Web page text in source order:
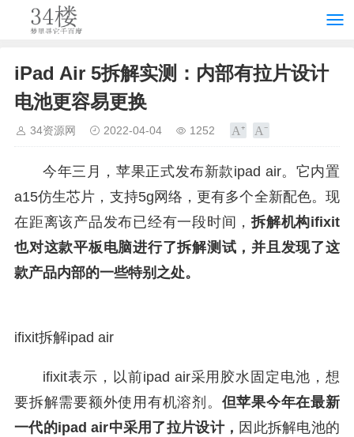
iPad Air 5拆解实测：内部有拉片设计
电池更容易更换
34资源网 2022-04-04 1252
今年三月，苹果正式发布新款ipad air。它内置
a15仿生芯片，支持5g网络，更有多个全新配色。现
在距离该产品发布已经有一段时间， 拆解机构ifixit
也对这款平板电脑进行了拆解测试，并且发现了这
款产品内部的一些特别之处。
ifixit拆解ipad air
ifixit表示，以前ipad air采用胶水固定电池，想
要拆解需要额外使用有机溶剂。 但苹果今年在最新
一代的ipad air中采用了拉片设计， 因此拆解电池的